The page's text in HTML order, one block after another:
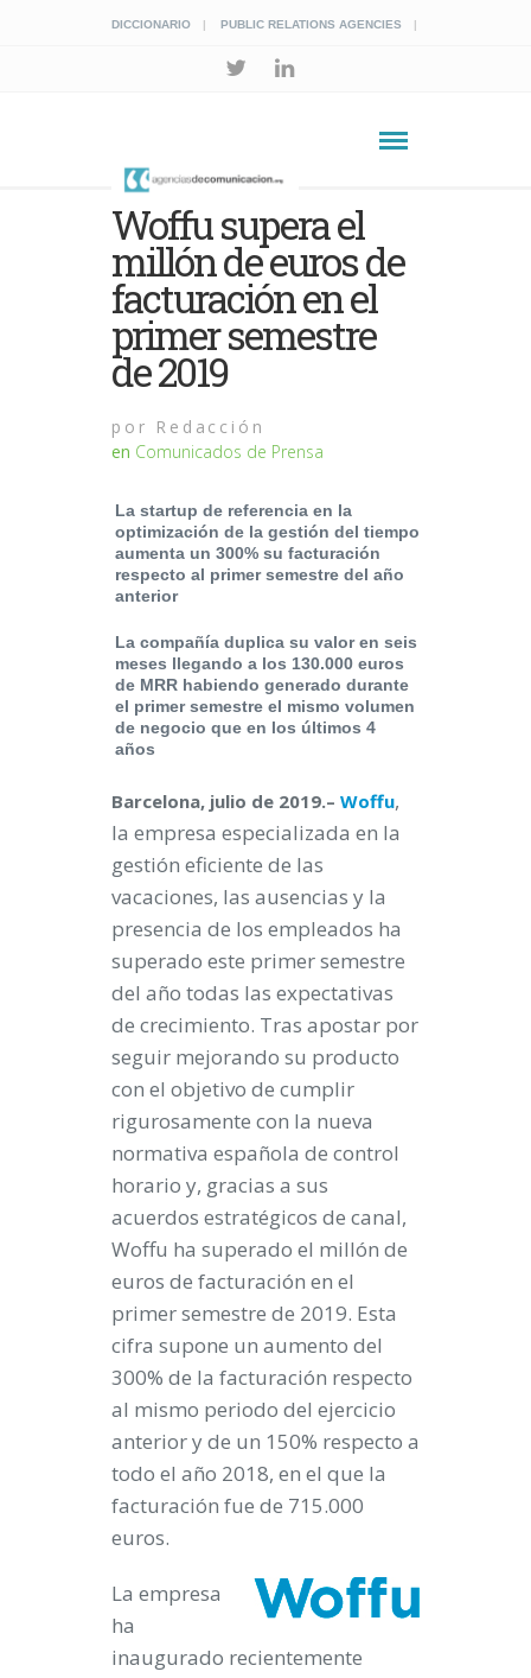
DICCIONARIO PUBLIC RELATIONS AGENCIES
Woffu supera el
millón de euros de
facturación en el
primer semestre
de 2019
por Redacción
en Comunicados de Prensa
La startup de referencia en la
optimización de la gestión del tiempo
aumenta un 300% su facturación
respecto al primer semestre del año
anterior
La compañía duplica su valor en seis
meses llegando a los 130.000 euros
de MRR habiendo generado durante
el primer semestre el mismo volumen
de negocio que en los últimos 4
años
Barcelona, julio de 2019.– Woffu,
la empresa especializada en la
gestión eficiente de las
vacaciones, las ausencias y la
presencia de los empleados ha
superado este primer semestre
del año todas las expectativas
de crecimiento. Tras apostar por
seguir mejorando su producto
con el objetivo de cumplir
rigurosamente con la nueva
normativa española de control
horario y, gracias a sus
acuerdos estratégicos de canal,
Woffu ha superado el millón de
euros de facturación en el
primer semestre de 2019. Esta
cifra supone un aumento del
300% de la facturación respecto
al mismo periodo del ejercicio
anterior y de un 150% respecto a
todo el año 2018, en el que la
facturación fue de 715.000
euros.
La empresa
ha
inaugurado recientemente